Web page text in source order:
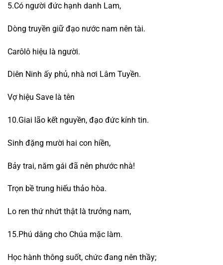
5.Có người đức hạnh danh Lam,
Dòng truyền giữ đạo nước nam nên tài.
Carôlô hiệu là người.
Diên Ninh ấy phủ, nhà nơi Lâm Tuyền.
Vợ hiệu Save là tên
10.Giai lão kết nguyền, đạo đức kính tin.
Sinh đặng mười hai con hiền,
Bảy trai, năm gái đã nên phước nhà!
Trọn bề trung hiếu thảo hòa.
Lo ren thứ nhứt thật là trưởng nam,
15.Phú dâng cho Chúa mặc làm.
Học hành thông suốt, chức đang nên thầy;